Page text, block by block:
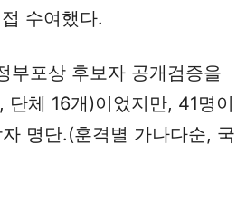
수여했다.
부포상 후보자 공개검증을
체 16개)이었지만, 41명이
명단.(훈격별 가나다순, 국